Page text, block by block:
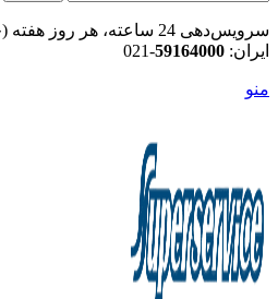
سرویس‌دهی 24 ساعته، هر
ایران: 59164000
-021
منو